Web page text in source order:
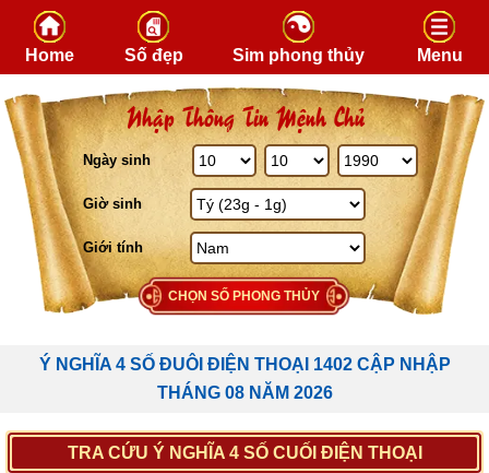
Skip to content
Home Số đẹp Sim phong thủy Menu
Nhập Thông Tin Mệnh Chủ
Ngày sinh
Giờ sinh
Giới tính
CHỌN SỐ PHONG THỦY
Ý NGHĨA 4 SỐ ĐUÔI ĐIỆN THOẠI 1402 CẬP NHẬP
THÁNG 08 NĂM 2026
TRA CỨU Ý NGHĨA 4 SỐ CUỐI ĐIỆN THOẠI